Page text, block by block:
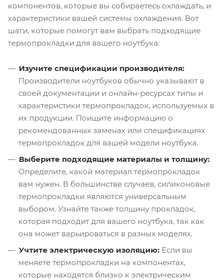
компонентов, которые вы собираетесь охлаждать, и
характеристики вашей системы охлаждения. Вот
шаги, которые помогут вам выбрать подходящие
термопрокладки для вашего ноутбука:
Изучите спецификации производителя:
Производители ноутбуков обычно указывают в
своей документации и онлайн-ресурсах типы и
характеристики термопрокладок, используемых в
их продукции. Поищите информацию о
рекомендованных заменах или спецификациях
термопрокладок для вашей модели ноутбука.
Выберите подходящие материалы и толщину:
Определите, какой материал термопрокладок
вам нужен. В большинстве случаев, силиконовые
термопрокладки являются универсальным
выбором. Узнайте также толщину прокладок,
которая подходит для вашего ноутбука, так как
она может варьироваться в разных моделях.
Учтите электрическую изоляцию: Если вы
меняете термопрокладки на компонентах,
которые находятся близко к электрическим